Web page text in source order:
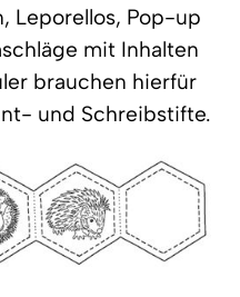
Leporellos, Pop-up
mit Inhalten
brauchen hierfür
und Schreibstifte.